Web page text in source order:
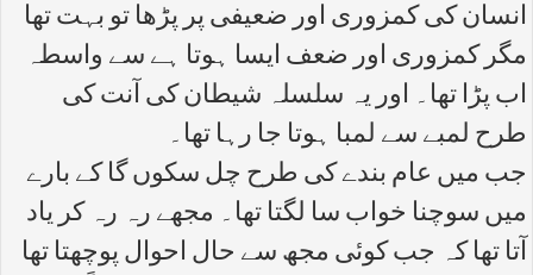
انسان کی کمزوری اور ضعیفی پر پڑھا تو بہت تھا
مگر کمزوری اور ضعف ایسا ہوتا ہے سے واسطہ
اب پڑا تھا۔ اور یہ سلسلہ شیطان کی آنت کی
طرح لمبے سے لمبا ہوتا جا رہا تھا۔
جب میں عام بندے کی طرح چل سکوں گا کے بارے
میں سوچنا خواب سا لگتا تھا۔ مجھے رہ رہ کر یاد
آتا تھا کہ جب کوئی مجھ سے حال احوال پوچھتا تھا